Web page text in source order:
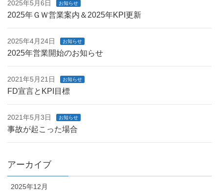
2025年5月6日 お知らせ
2025年ＧＷ営業案内＆2025年KPI更新
2025年4月24日 お知らせ
2025年営業開始のお知らせ
2021年5月21日 お知らせ
FD宣言とKPI目標
2021年5月3日 お知らせ
事故が起こった場合
アーカイブ
2025年12月